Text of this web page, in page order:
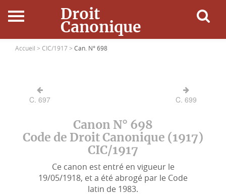
Droit
Canonique
Accueil
Ressources
Accueil > CIC/1917 > Can. N° 698
C. 697 C. 699
Canon N° 698
Code de Droit Canonique (1917)
CIC/1917
Ce canon est entré en vigueur le
19/05/1918, et a été abrogé par le Code
latin de 1983.